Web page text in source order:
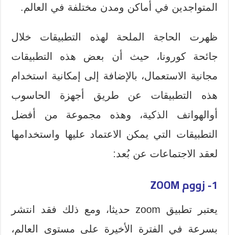
المتواجدين في أماكن ومدن مختلفة في العالم.
ظهرت الحاجة الملحة لهذه التطبيقات خلال
جائحة كورونا، حيث أن بعض هذه التطبيقات
مجانية الاستعمال، بالإضافة إلى إمكانية استخدام
هذه التطبيقات عن طريق أجهزة الحاسوب
أوالهواتف الذكية، وهذه مجموعة من أفضل
التطبيقات التي يمكن الاعتماد عليها واستخدامها
لعقد الاجتماعات عن بُعد:
1- زووم ZOOM
يعتبر تطبيق zoom حديثا، ومع ذلك فقد انتشر
بسرعة في الفترة الأخيرة على مستوى العالم،